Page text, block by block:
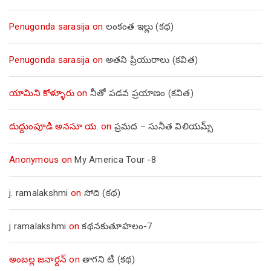
Penugonda sarasija on లంకంత ఇల్లు (కథ)
Penugonda sarasija on అతని ప్రియురాలు (కవిత)
యామిని కోళ్ళూరుon నీతో పడవ ప్రయాణం (కవిత)
దుద్దుంపూడి అనసూ య. on ప్రమద – సునీత విలియమ్స్
Anonymous onMy America Tour -8
j. ramalakshmi on సోది (కథ)
j ramalakshmi onకథనకుతూహలం-7
అంబల్ల జనార్దన్ on తాగని టీ (కథ)